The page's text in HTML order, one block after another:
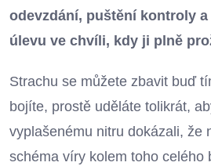
odevzdání, puštění kontroly
úlevu ve chvíli, kdy ji plně
Strachu se můžete zbavit buď
bojíte, prostě uděláte tolikrát,
vyplašenému nitru dokázali, že
schéma víry kolem toho celého